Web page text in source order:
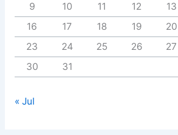
9
10 11 12 13
16
17 18 19 20
23
24 25 26 27
30
31
« Jul